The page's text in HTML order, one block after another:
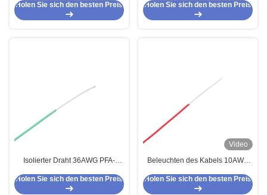
Grad-hohen Temperatur des
Kabel-FEP kupfernen
Holen Sie sich den besten Preis
Holen Sie sich den besten Preis
Isolierter Draht 36AWG PFA-
Holen Sie sich den besten Preis
Video
Beleuchten des Kabels 10AWG
Temperatur
Holen Sie sich den besten Preis